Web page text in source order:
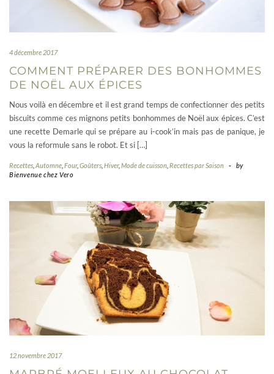
4 décembre 2017
COMMENT PRÉPARER DES BONHOMMES
DE NOËL AUX ÉPICES
Nous voilà en décembre et il est grand temps de confectionner des petits
biscuits comme ces mignons petits bonhommes de Noël aux épices. C’est
une recette Demarle qui se prépare au i-cook’in mais pas de panique, je
vous la reformule sans le robot. Et si […]
Recettes Automne Four, Goûters Hiver, Mode de cuisson Recettes par Saison -
by
Bienvenue chez Vero
12 novembre 2017